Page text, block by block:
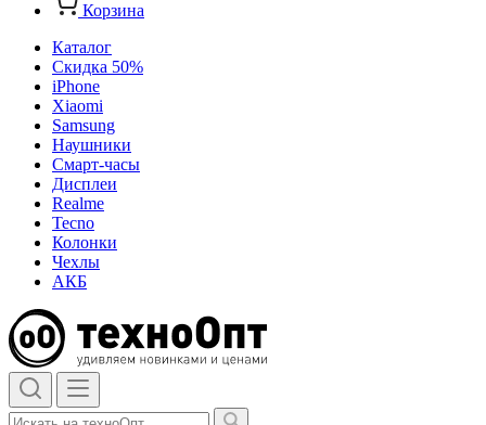
Корзина
Каталог
Скидка 50%
iPhone
Xiaomi
Samsung
Наушники
Смарт-часы
Дисплеи
Realme
Tecno
Колонки
Чехлы
АКБ